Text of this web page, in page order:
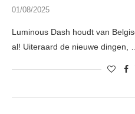
01/08/2025
Luminous Dash houdt van
al! Uiteraard de nieuwe dingen,